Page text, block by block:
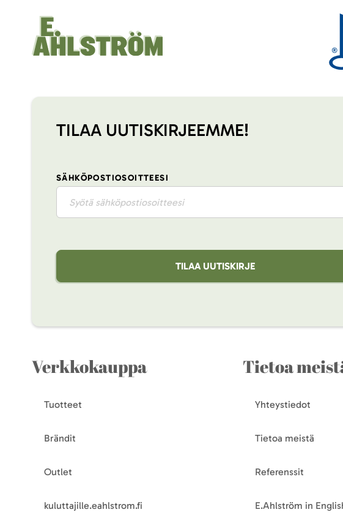
TILAA UUTISKIRJEEMME!
SÄHKÖPOSTIOSOITTEESI
TILAA UUTISKIRJE
Verkkokauppa
Tuotteet
Brändit
Outlet
kuluttajille.eahlstrom.fi
Tietoa
Yhteystiedot
Tietoa meistä
Referenssit
E.Ahlström in